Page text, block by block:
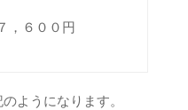
，６００円
ようになります。